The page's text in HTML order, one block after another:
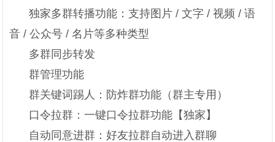
独家多群转播功能：支持图片 / 文字 / 视频 / 语
音 / 公众号 / 名片等多种类型
多群同步转发
群管理功能
群关键词踢人：防炸群功能（群主专用）
口令拉群：一键口令拉群功能【独家】
自动同意进群：好友拉群自动进入群聊